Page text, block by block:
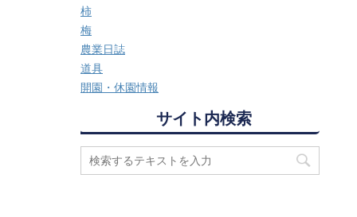
柿
梅
農業日誌
道具
開園・休園情報
サイト内検索